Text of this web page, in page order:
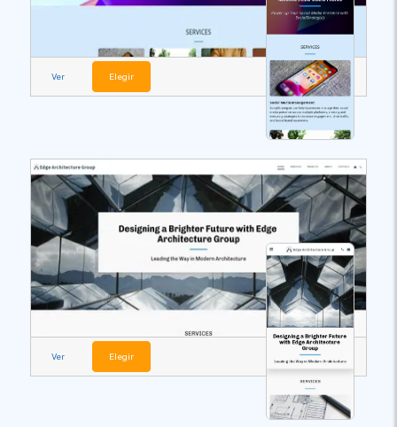
Ver Elegir
Ver Elegir